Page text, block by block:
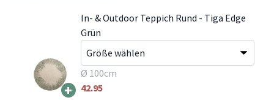
+
In- & Outdoor Teppich Rund - Tiga Edge
Grün
Ø 100cm
42.95